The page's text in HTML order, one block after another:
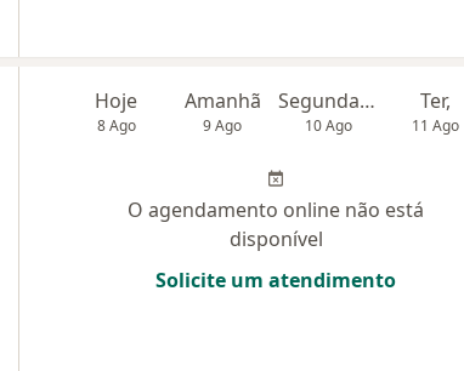
Hoje
8 Ago
Amanhã
9 Ago
Segunda-feira
10 Ago
Ter,
11 Ago
O agendamento online não está
disponível
Solicite um atendimento